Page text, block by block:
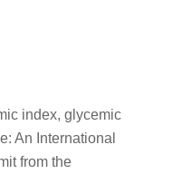
index, glycemic
An International
from the